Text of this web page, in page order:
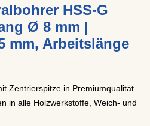
HSS-G
Ø 8 mm |
mm, Arbeitslänge
Zentrierspitze in Premiumqualität
in alle Holzwerkstoffe, Weich- und